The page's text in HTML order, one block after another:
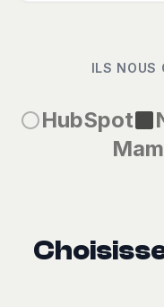
ILS NOUS
HubSpot